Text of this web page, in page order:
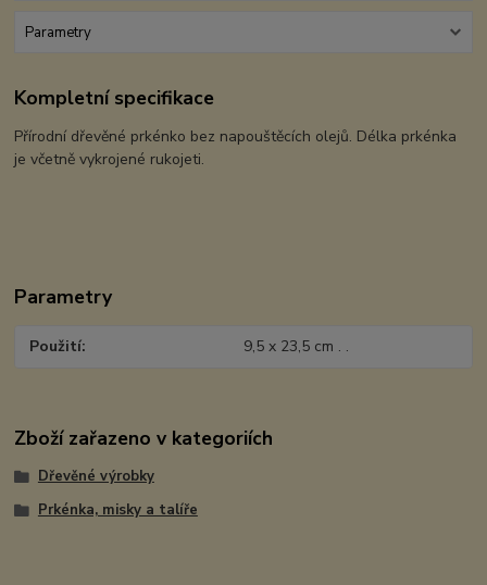
Parametry
Kompletní specifikace
Přírodní dřevěné prkénko bez napouštěcích olejů. Délka prkénka
je včetně vykrojené rukojeti.
Parametry
Použití 9,5 x 23,5 cm . .
Zboží zařazeno v kategoriích
Dřevěné výrobky
Prkénka, misky a talíře